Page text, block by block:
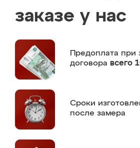
заказе у нас
Предоплата при
договора всего
Сроки
после замера